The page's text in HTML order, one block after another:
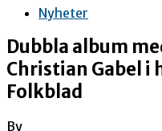
Nyheter
Dubbla album
Christian Gabel i
Folkblad
By